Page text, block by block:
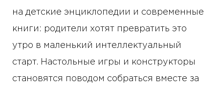
на детские энциклопедии и современные
книги: родители хотят превратить это
утро в маленький интеллектуальный
старт. Настольные игры и конструкторы
становятся поводом собраться вместе за